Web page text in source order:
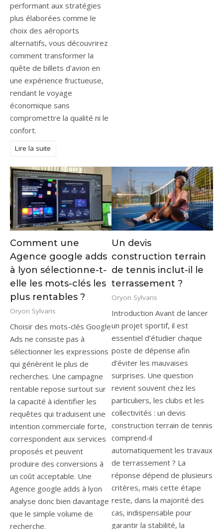
performant aux stratégies
plus élaborées comme le
choix des aéroports
alternatifs, vous découvrirez
comment transformer la
quête de billets d’avion en
une expérience fructueuse,
rendant le voyage
économique sans
compromettre la qualité ni le
confort.
Lire la suite
Comment une
Agence google adds
à lyon sélectionne-t-
elle les mots-clés les
plus rentables ?
Oryon Sylvaris
Choisir des mots-clés Google
Ads ne consiste pas à
sélectionner les expressions
qui génèrent le plus de
recherches. Une campagne
rentable repose surtout sur
la capacité à identifier les
requêtes qui traduisent une
intention commerciale forte,
correspondent aux services
proposés et peuvent
produire des conversions à
un coût acceptable. Une
Agence google adds à lyon
analyse donc bien davantage
que le simple volume de
recherche.
Un devis
construction terrain
de tennis inclut-il le
terrassement ?
Oryon Sylvaris
Introduction Avant de lancer
un projet sportif, il est
essentiel d’étudier chaque
poste de dépense afin
d’éviter les mauvaises
surprises. Une question
revient souvent chez les
particuliers, les clubs et les
collectivités : un devis
construction terrain de tennis
comprend-il
automatiquement les travaux
de terrassement ? La
réponse dépend de plusieurs
critères, mais cette étape
reste, dans la majorité des
cas, indispensable pour
garantir la stabilité, la